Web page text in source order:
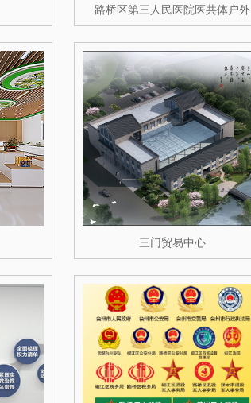
路桥区第三人民医院医共体户外
三门贸易中心